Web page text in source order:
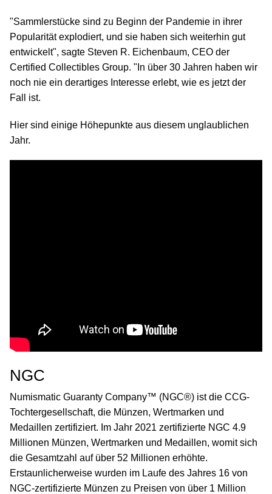
"Sammlerstücke sind zu Beginn der Pandemie in ihrer
Popularität explodiert, und sie haben sich weiterhin gut
entwickelt", sagte Steven R. Eichenbaum, CEO der
Certified Collectibles Group. "In über 30 Jahren haben wir
noch nie ein derartiges Interesse erlebt, wie es jetzt der
Fall ist.
Hier sind einige Höhepunkte aus diesem unglaublichen
Jahr.
NGC
Numismatic Guaranty Company™ (NGC®) ist die CCG-
Tochtergesellschaft, die Münzen, Wertmarken und
Medaillen zertifiziert. Im Jahr 2021 zertifizierte NGC 4.9
Millionen Münzen, Wertmarken und Medaillen, womit sich
die Gesamtzahl auf über 52 Millionen erhöhte.
Erstaunlicherweise wurden im Laufe des Jahres 16 von
NGC-zertifizierte Münzen zu Preisen von über 1 Million